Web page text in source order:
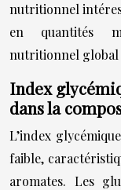
nutritionnel
en quantités
nutritionnel global
Index
dans la
L’index
faible,
aromates. Les